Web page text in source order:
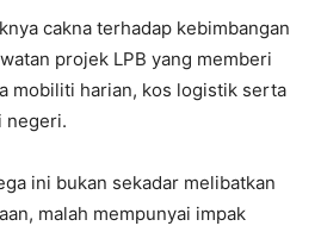
cakna terhadap kebimbangan
projek LPB yang memberi
mobiliti harian, kos logistik serta
negeri.
ini bukan sekadar melibatkan
malah mempunyai impak